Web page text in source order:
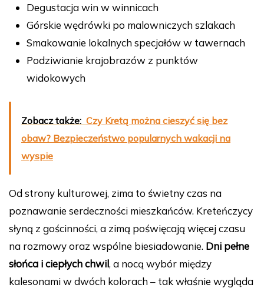
Degustacja win w winnicach
Górskie wędrówki po malowniczych szlakach
Smakowanie lokalnych specjałów w tawernach
Podziwianie krajobrazów z punktów
widokowych
Zobacz także: Czy Kretą można cieszyć się bez
obaw? Bezpieczeństwo popularnych wakacji na
wyspie
Od strony kulturowej, zima to świetny czas na
poznawanie serdeczności mieszkańców. Kreteńczycy
słyną z gościnności, a zimą poświęcają więcej czasu
na rozmowy oraz wspólne biesiadowanie. Dni pełne
słońca i ciepłych chwil, a nocą wybór między
kalesonami w dwóch kolorach – tak właśnie wygląda